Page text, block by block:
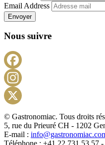
Email Address
Envoyer
Nous suivre
© Gastronomiac. Tous droits
5, rue du Prieuré CH - 1202
E-mail :
Téléphone : +41 22 731 53 57